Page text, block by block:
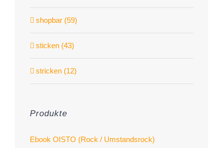
shopbar (59)
sticken (43)
stricken (12)
Produkte
Ebook OISTO (Rock / Umstandsrock)